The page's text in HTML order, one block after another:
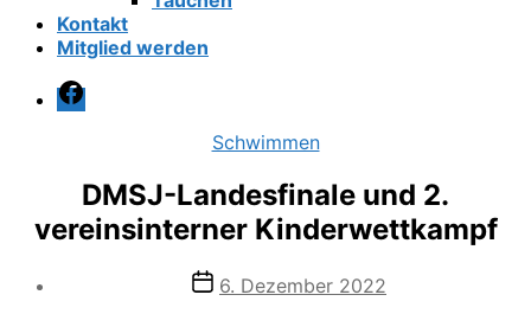
Kontakt
Mitglied werden
Facebook
Kategorien
Schwimmen
DMSJ-Landesfinale und 2.
vereinsinterner Kinderwettkampf
Veröffentlichungsdatum
6. Dezember 2022